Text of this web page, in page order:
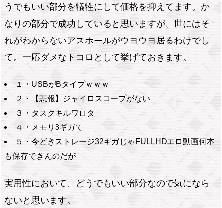
うでもいい部分を犠牲にして価格を抑えてます。か
なりの部分で成功していると思いますが、世にはそ
れがわからないアスホールがウヨウヨ居るわけでし
て。一応ダメなトコロとして挙げておきます。
１・USBがBタイプｗｗｗ
２・【悲報】ジャイロスコープがない
３・タスクキルワロタ
４・メモリ3ギガて
５・今どきストレージ32ギガじゃFULLHDエロ動画何本
も保存できんのだが
実用性において、どうでもいい部分なので気になら
ないと思います。